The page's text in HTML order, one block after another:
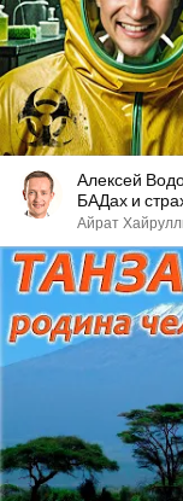
Алексей
БАДах и
Айрат